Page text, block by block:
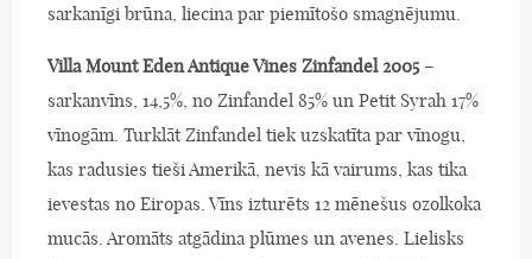
sarkanīgi brūna, liecina par piemītošo smagnējumu.
Villa Mount Eden Antique Vines Zinfandel 2005–
sarkanvīns, 14,5%, no Zinfandel 85% un Petit Syrah 17%
vīnogām. Turklāt Zinfandel tiek uzskatīta par vīnogu,
kas radusies tieši Amerikā, nevis kā vairums, kas tika
ievestas no Eiropas. Vīns izturēts 12 mēnešus ozolkoka
mucās. Aromāts atgādina plūmes un avenes. Lielisks